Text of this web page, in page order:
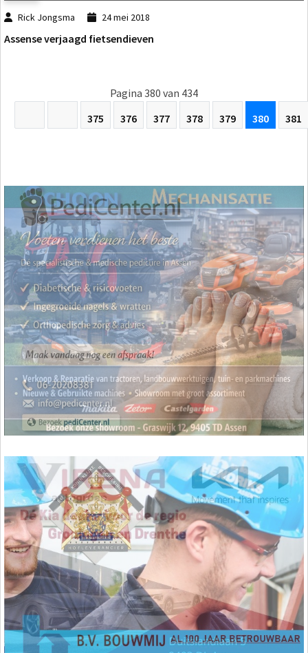
Rick Jongsma 24 mei 2018
Assense verjaagd fietsendieven
Pagina 380 van 434
375
376 377 378 379 380 381